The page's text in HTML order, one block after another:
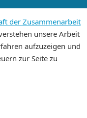
der Zusammenarbeit
unsere Arbeit
aufzuzeigen und
zur Seite zu